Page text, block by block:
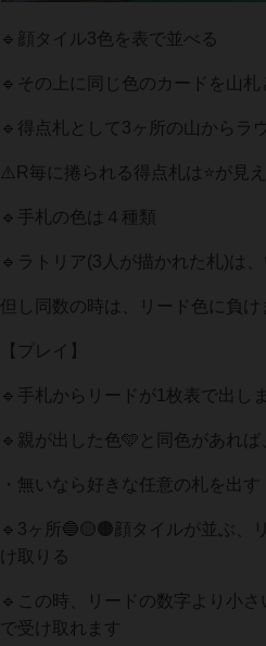
🔹顔タイル3色を表で並べる
🔹その上に同じ色のカードを山札
🔹得点札として3ヶ所の山からラ
⚠️R毎に捲られる得点札は⭐️が見
🔹手札の色は４種類
🔹ラトリア(3人が描かれた札)は
但し同数の時は、リード色に負け
【プレイ】
🔹手札からリードが1枚表で出しま
🔹親が出した色🩵と同色があれ
・無いなら好きな任意の札を出す
🔹3ヶ所🔵🟡🟤顔タイルが並ぶ、
け取りる
🔹この時、リードの数字より小
で受け取れます